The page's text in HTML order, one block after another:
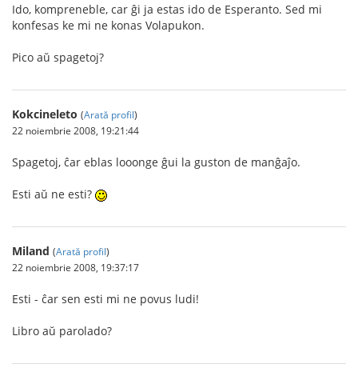
Ido, kompreneble, car ĝi ja estas ido de Esperanto. Sed mi
konfesas ke mi ne konas Volapukon.
Pico aŭ spagetoj?
Kokcineleto (Arată profil)
22 noiembrie 2008, 19:21:44
Spagetoj, ĉar eblas looonge ĝui la guston de manĝaĵo.
Esti aŭ ne esti?
Miland (Arată profil)
22 noiembrie 2008, 19:37:17
Esti - ĉar sen esti mi ne povus ludi!
Libro aŭ parolado?